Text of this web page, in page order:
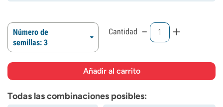
Número de
semillas: 3
Cantidad - +
Todas las combinaciones posibles: